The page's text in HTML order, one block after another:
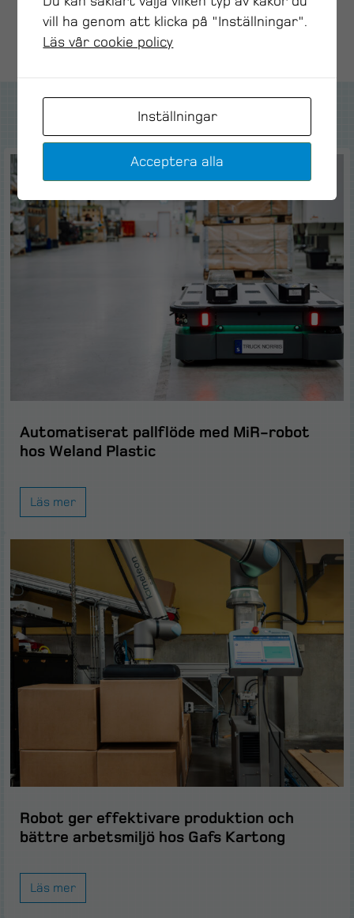
Kundcase
Automatiserat pallflöde med MiR-robot
hos Weland Plastic
Läs mer
Robot ger effektivare produktion och
bättre arbetsmiljö hos Gafs Kartong
Läs mer
vill ha genom att klicka på "Inställningar".
Läs vår cookie policy
Inställningar
Acceptera alla